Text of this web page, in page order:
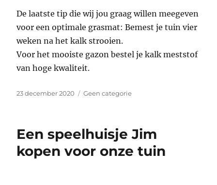
De laatste tip die wij jou graag willen meegeven
voor een optimale grasmat: Bemest je tuin vier
weken na het kalk strooien.
Voor het mooiste gazon bestel je kalk meststof
van hoge kwaliteit.
Geplaatst
23 december 2020 Categorieën
Geen categorie
Een speelhuisje Jim
kopen voor onze tuin